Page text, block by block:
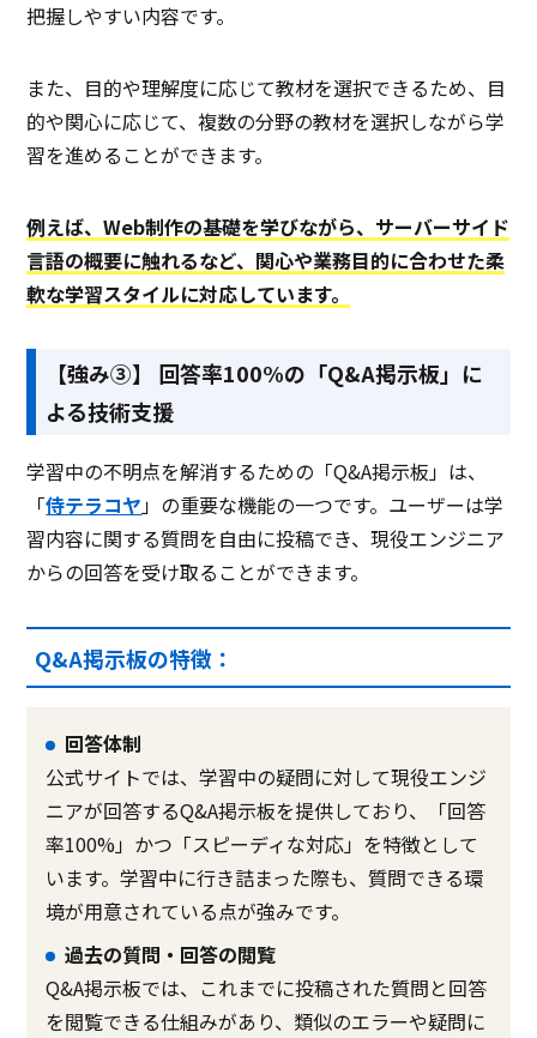
把握しやすい内容です。
また、目的や理解度に応じて教材を選択できるため、目
的や関心に応じて、複数の分野の教材を選択しながら学
習を進めることができます。
例えば、Web制作の基礎を学びながら、サーバーサイド
言語の概要に触れるなど、関心や業務目的に合わせた柔
軟な学習スタイルに対応しています。
【強み③】 回答率100%の「Q&A掲示板」に
よる技術支援
学習中の不明点を解消するための「Q&A掲示板」は、
「侍テラコヤ」の重要な機能の一つです。ユーザーは学
習内容に関する質問を自由に投稿でき、現役エンジニア
からの回答を受け取ることができます。
Q&A掲示板の特徴：
回答体制
公式サイトでは、学習中の疑問に対して現役エンジ
ニアが回答するQ&A掲示板を提供しており、「回答
率100%」かつ「スピーディな対応」を特徴として
います。学習中に行き詰まった際も、質問できる環
境が用意されている点が強みです。
過去の質問・回答の閲覧
Q&A掲示板では、これまでに投稿された質問と回答
を閲覧できる仕組みがあり、類似のエラーや疑問に